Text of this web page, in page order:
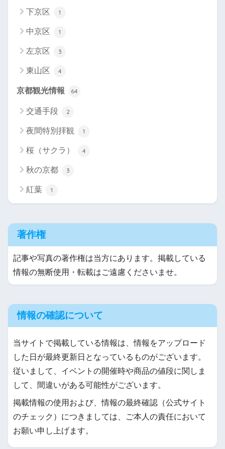
下京区 1
中京区 1
左京区 3
東山区 4
京都観光情報 64
交通手段 2
夜間特別拝観 1
桜（サクラ） 4
秋の京都 3
紅葉 1
著作権
記事や写真の著作権は当方にあります。掲載している
情報の無断使用・転載はご遠慮くださいませ。
情報の確認について
当サイトで掲載している情報は、情報をアップロード
した日が最終更新日となっているものがございます。
従いまして、イベントの開催時や商品の値段に関しま
して、間違いがある可能性がございます。
掲載情報の使用および、情報の最終確認（公式サイト
のチェック）につきましては、ご本人の責任において
お願い申し上げます。